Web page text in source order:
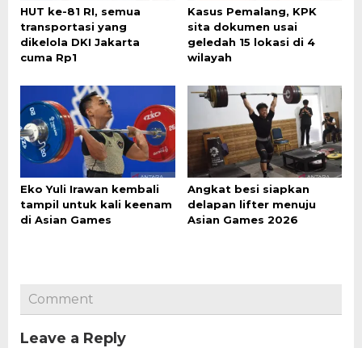
HUT ke-81 RI, semua
transportasi yang
dikelola DKI Jakarta
cuma Rp1
Kasus Pemalang, KPK
sita dokumen usai
geledah 15 lokasi di 4
wilayah
Eko Yuli Irawan kembali
tampil untuk kali keenam
di Asian Games
Angkat besi siapkan
delapan lifter menuju
Asian Games 2026
Comment
Leave a Reply